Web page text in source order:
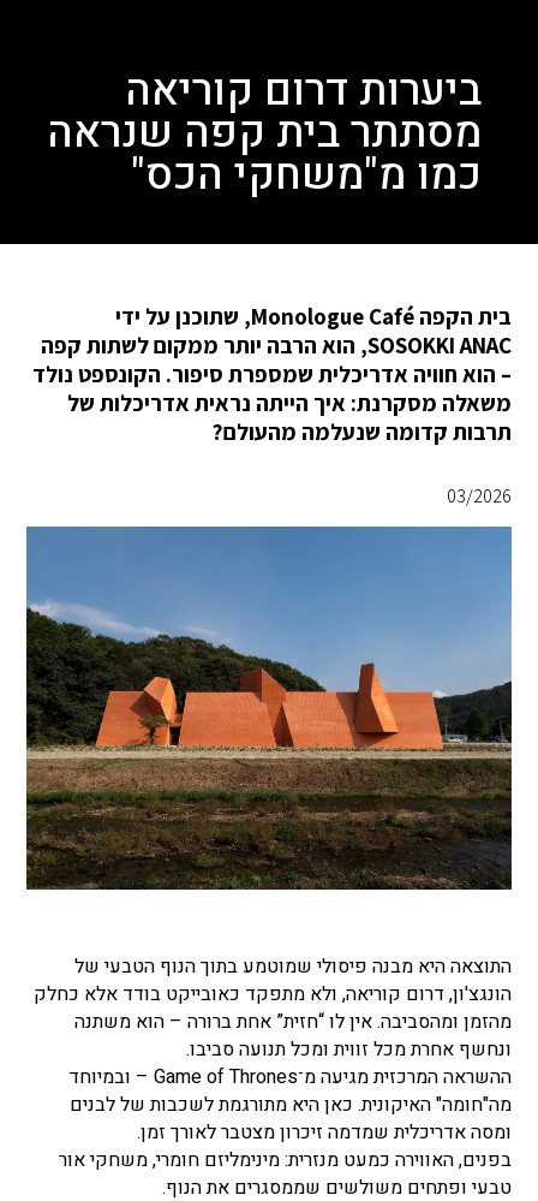
ביערות דרום קוריאה
מסתתר בית קפה שנראה
כמו מ"משחקי הכס"
בית הקפה Monologue Café, שתוכנן על ידי
SOSOKKI ANAC, הוא הרבה יותר ממקום לשתות קפה
– הוא חוויה אדריכלית שמספרת סיפור. הקונספט נולד
משאלה מסקרנת: איך הייתה נראית אדריכלות של
תרבות קדומה שנעלמה מהעולם?
03/2026
התוצאה היא מבנה פיסולי שמוטמע בתוך הנוף הטבעי של
הונגצ'ון, דרום קוריאה, ולא מתפקד כאובייקט בודד אלא כחלק
מהזמן ומהסביבה. אין לו “חזית” אחת ברורה – הוא משתנה
ונחשף אחרת מכל זווית ומכל תנועה סביבו.
ההשראה המרכזית מגיעה מ־Game of Thrones – ובמיוחד
מה"חומה" האיקונית. כאן היא מתורגמת לשכבות של לבנים
ומסה אדריכלית שמדמה זיכרון מצטבר לאורך זמן.
בפנים, האווירה כמעט מנזרית: מינימליזם חומרי, משחקי אור
טבעי ופתחים משולשים שממסגרים את הנוף.